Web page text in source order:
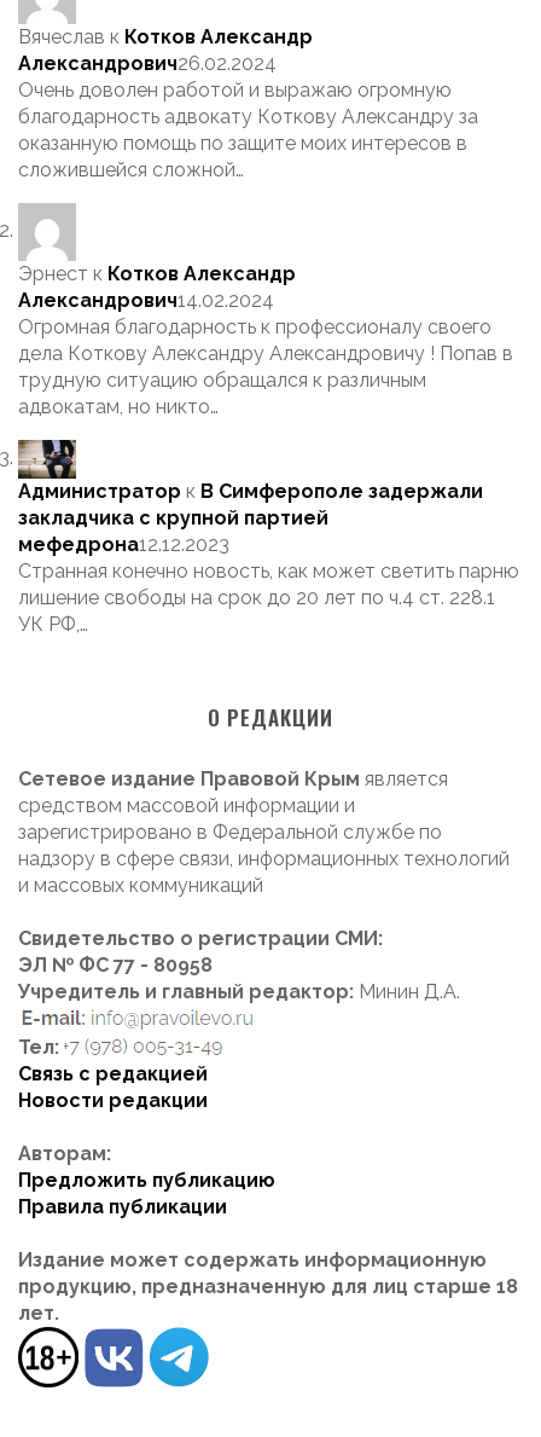
Вячеслав к Котков Александр
Александрович26.02.2024
Очень доволен работой и выражаю огромную
благодарность адвокату Коткову Александру за
оказанную помощь по защите моих интересов в
сложившейся сложной…
Эрнест к Котков Александр
Александрович14.02.2024
Огромная благодарность к профессионалу своего
дела Коткову Александру Александровичу ! Попав в
трудную ситуацию обращался к различным
адвокатам, но никто…
Администратор к В Симферополе задержали
закладчика с крупной партией
мефедрона12.12.2023
Странная конечно новость, как может светить парню
лишение свободы на срок до 20 лет по ч.4 ст. 228.1
УК РФ,…
О РЕДАКЦИИ
Сетевое издание Правовой Крым является
средством массовой информации и
зарегистрировано в Федеральной службе по
надзору в сфере связи, информационных технологий
и массовых коммуникаций
Свидетельство о регистрации СМИ:
ЭЛ № ФС 77 - 80958
Учредитель и главный редактор: Минин Д.А.
Тел:
Связь с редакцией
Новости редакции
Авторам:
Предложить публикацию
Правила публикации
Издание может содержать информационную
продукцию, предназначенную для лиц старше 18
лет.